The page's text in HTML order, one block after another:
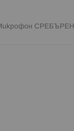
СРЕБЪРЕН